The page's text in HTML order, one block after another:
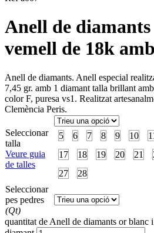
Anell de
vemell de 18k
Anell de diamants. Anell especial
7,45 gr. amb 1 diamant talla brillant
color F, puresa vs1. Realitzat
Clemència Peris.
Seleccionar
talla
Veure guia
de talles
5 6 7 8 9 10
17
18 19 20 21
27
28
Seleccionar
pes pedres
(Qt)
quantitat de Anell de diamants or blanc